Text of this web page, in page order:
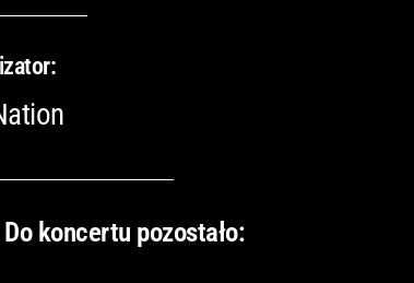
Do koncertu pozostało: